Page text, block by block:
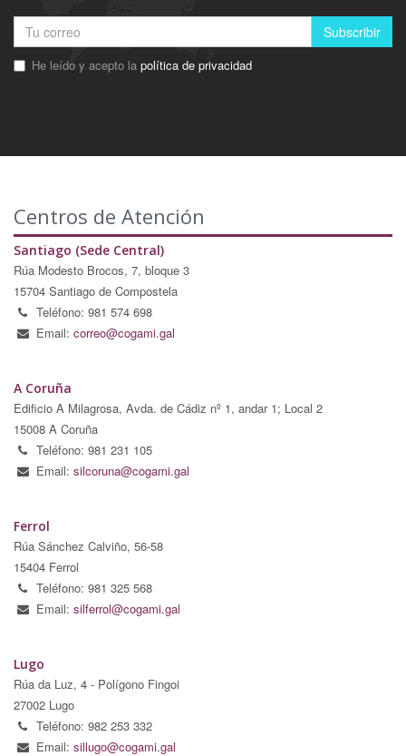
Subscribir
He leído y acepto la política de privacidad
Centros de Atención
Santiago (Sede Central)
Rúa Modesto Brocos, 7, bloque 3
15704 Santiago de Compostela
Teléfono: 981 574 698
Email: correo@cogami.gal
A Coruña
Edificio A Milagrosa, Avda. de Cádiz nº 1, andar 1; Local 2
15008 A Coruña
Teléfono: 981 231 105
Email: silcoruna@cogami.gal
Ferrol
Rúa Sánchez Calviño, 56-58
15404 Ferrol
Teléfono: 981 325 568
Email: silferrol@cogami.gal
Lugo
Rúa da Luz, 4 - Polígono Fingoi
27002 Lugo
Teléfono: 982 253 332
Email: sillugo@cogami.gal